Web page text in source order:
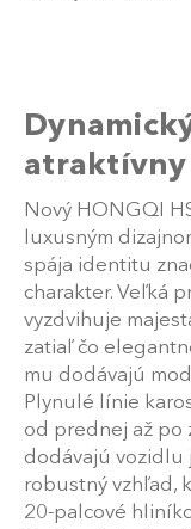
atraktívny
Nový HONGQI
luxusným
spája identitu
charakter. Veľká
vyzdvihuje
zatiaľ čo
mu dodávajú
Plynulé línie
od prednej až po
dodávajú vozidlu
robustný vzhľad,
20-palcové